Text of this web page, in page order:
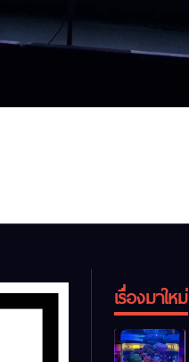
เรื่องมาใหม่